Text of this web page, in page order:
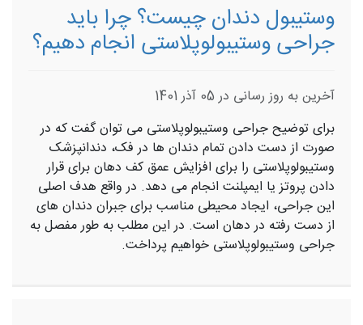
وستیبول دندان چیست؟ چرا باید
جراحی وستیبولوپلاستی انجام دهیم؟
آخرین به روز رسانی در 05 آذر 1401
برای توضیح جراحی وستیبولوپلاستی می توان گفت که در
صورت از دست دادن تمام دندان ها در فک، دندانپزشک
وستیبولوپلاستی را برای افزایش عمق کف دهان برای قرار
دادن پروتز یا ایمپلنت انجام می دهد. در واقع هدف اصلی
این جراحی، ایجاد محیطی مناسب برای جبران دندان های
از دست رفته در دهان است. در این مطلب به طور مفصل به
جراحی وستیبولوپلاستی خواهیم پرداخت.